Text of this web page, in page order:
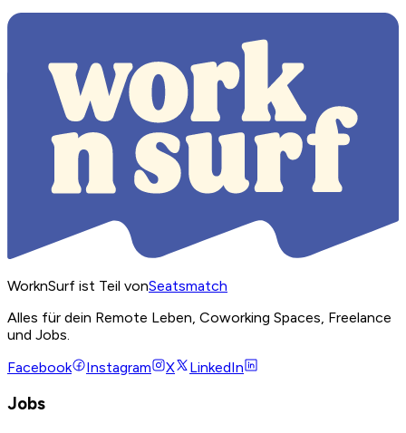
WorknSurf ist Teil vonSeatsmatch
Alles für dein Remote Leben, Coworking Spaces, Freelance
und Jobs.
Facebook
Instagram X LinkedIn
Jobs